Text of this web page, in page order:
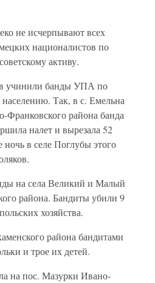
не исчерпывают всех
националистов по
активу.
учинили банды УПА по
Так, в с. Емельна
района банда
налет и вырезала 52
в селе Поглубы этого
на села Великий и Малый
района. Бандиты убили 9
хозяйства.
района бандитами
и трое их детей.
на пос. Мазурки Ивано-